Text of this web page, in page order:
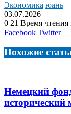
Экономика юань
03.07.2026
0 21 Время
Facebook TwitterLine
Похожие
Немецкий
исторический